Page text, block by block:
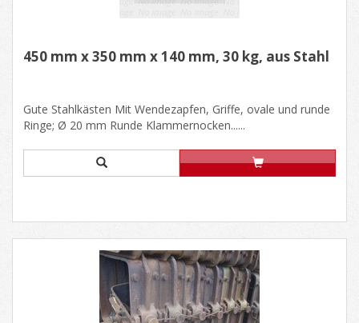
450 mm x 350 mm x 140 mm, 30 kg, aus Stahl
Gute Stahlkästen Mit Wendezapfen, Griffe, ovale und runde
Ringe; Ø 20 mm Runde Klammernocken......